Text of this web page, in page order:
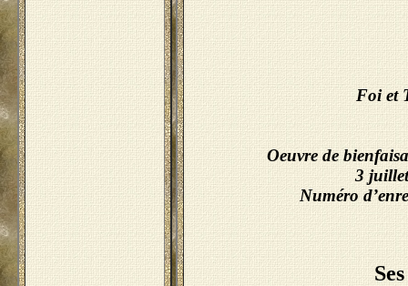
Foi et
Oeuvre de
3
Numéro
Ses